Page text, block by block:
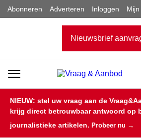
Abonneren Adverteren Inloggen
Nieuwsbrief
NIEUW: stel uw vraag aan de
krijg direct betrouwbaar antwoord op
journalistieke artikelen. Probeer nu →